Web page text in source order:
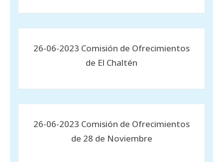
26-06-2023 Comisión de Ofrecimientos
de El Chaltén
26-06-2023 Comisión de Ofrecimientos
de 28 de Noviembre